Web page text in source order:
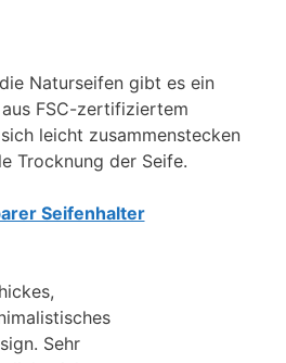
Naturseifen gibt es ein
FSC-zertifiziertem
sich leicht zusammenstecken
Trocknung der Seife.
Seifenhalter
Sehr